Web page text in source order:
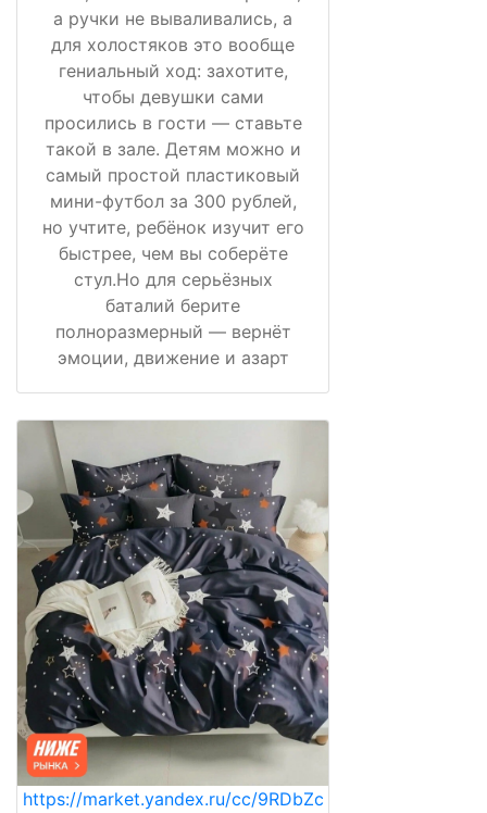
а ручки не вываливались, а
для холостяков это вообще
гениальный ход: захотите,
чтобы девушки сами
просились в гости — ставьте
такой в зале. Детям можно и
самый простой пластиковый
мини-футбол за 300 рублей,
но учтите, ребёнок изучит его
быстрее, чем вы соберёте
стул.Но для серьёзных
баталий берите
полноразмерный — вернёт
эмоции, движение и азарт
https://market.yandex.ru/cc/9RDbZc